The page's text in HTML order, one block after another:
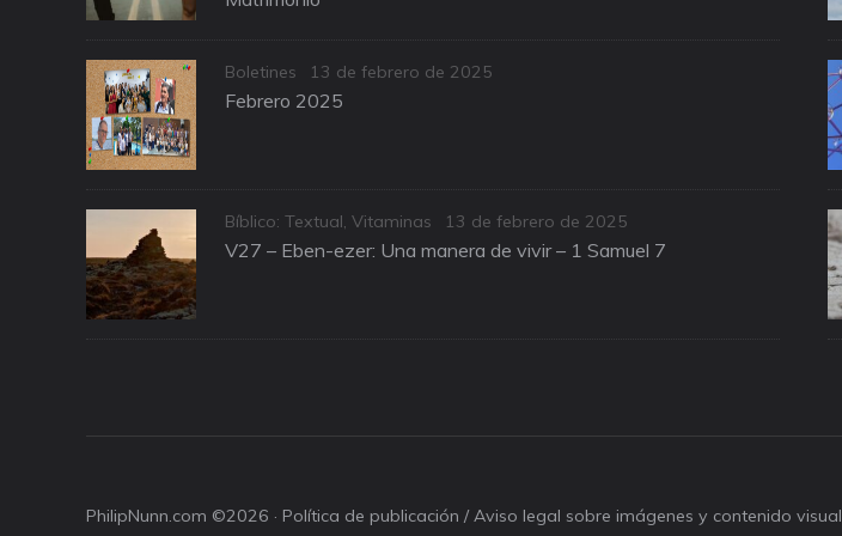
Categories
Boletines
Posted
on
13 de febrero de 2025
Febrero 2025
Categories
Bíblico: Textual,Vitaminas
Posted
on
13 de febrero de 2025
V27 – Eben-ezer: Una manera de vivir – 1 Samuel 7
PhilipNunn.com ©2026 · Política de publicación / Aviso legal sobre imágenes y contenido visual